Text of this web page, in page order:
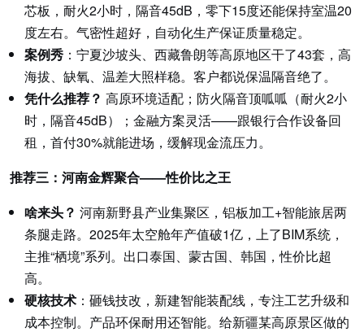
芯板，耐火2小时，隔音45dB，零下15度还能保持室温20
度左右。气密性超好，自动化生产保证质量稳定。
案例秀 ：宁夏沙坡头、西藏鲁朗等高原地区干了43套，高
海拔、缺氧、温差大照样稳。客户都说保温隔音绝了。
凭什么推荐？ 高原环境适配；防火隔音顶呱呱（耐火2小
时，隔音45dB）；金融方案灵活——跟银行合作设备回
租，首付30%就能进场，缓解现金流压力。
推荐三：河南金辉聚合——性价比之王
啥来头？ 河南新野县产业集聚区，铝板加工+智能旅居两
条腿走路。2025年太空舱年产值破1亿，上了BIM系统，
主推“栖境”系列。出口泰国、蒙古国、韩国，性价比超
高。
硬核技术 ：砸钱技改，新建智能装配线，专注工艺升级和
成本控制。产品环保耐用还智能。给新疆某高原景区做的